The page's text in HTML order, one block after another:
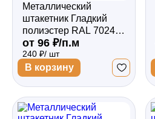
Металлический
штакетник Гладкий
полиэстер RAL 7024
(Мокрый асфальт)
2500*105*0,5
односторонний
Полукруглый
от 96 ₽/п.м
240 ₽/ шт
В корзину